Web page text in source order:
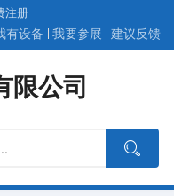
注册
有设备 我要参展 建议反馈
限公司